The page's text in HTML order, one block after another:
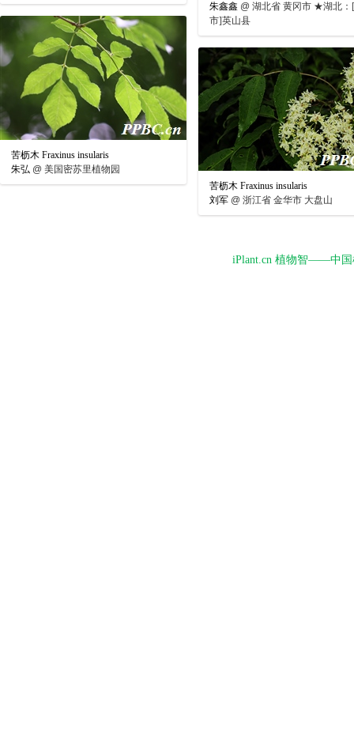
朱鑫鑫 @ 湖北省 黄冈市 ★湖北：
市]英山县
苦枥木 Fraxinus insularis
朱弘 @ 美国密苏里植物园
苦枥木 Fraxinus insularis
刘军 @ 浙江省 金华市 大盘山
iPlant.cn 植物智——中国